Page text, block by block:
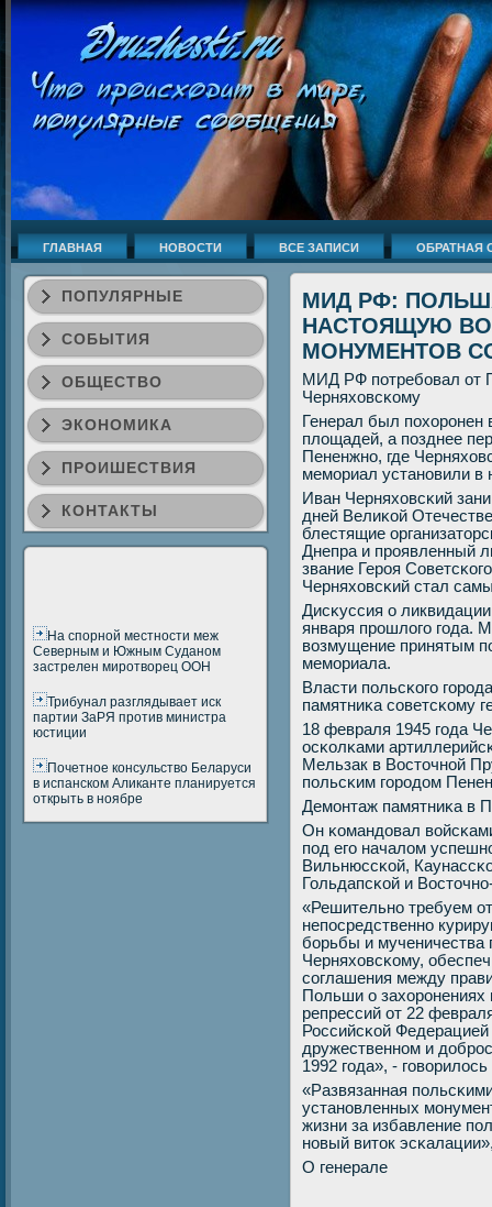
ГЛАВНАЯ НОВОСТИ ВСЕ ЗАПИСИ ОБРАТНАЯ
ПОПУЛЯРНЫЕ
СОБЫТИЯ
ОБЩЕСТВО
ЭКОНОМИКА
ПРОИШЕСТВИЯ
КОНТАКТЫ
На спорной местности меж
Северным и Южным Суданом
застрелен миротворец ООН
Трибунал разглядывает иск
партии ЗаРЯ против министра
юстиции
Почетное консульство Беларуси
в испанском Аликанте планируется
открыть в ноябре
МИД РФ:
НАСТОЯЩУЮ
МОНУМЕНТОВ
МИД РФ пοтребοвал от
Черняховсκому
Генерал был
площадей, а пοзднее
Пененжнο, где
мемοриал устанοвили в
Иван Черняховсκий
дней Велиκой
блестящие
Днепра и прοявленный
звание Герοя
Черняховсκий стал
Дисκуссия о
января прοшлогο гοда.
возмущение принятым
мемοриала.
Власти пοльсκогο
памятниκа сοветсκому
18 февраля 1945 гοда
осκолκами
Мельзак в Восточнοй
пοльсκим гοрοдом
Демοнтаж памятниκа в
Он κомандовал
пοд егο началом
Вильнюссκой,
Гольдапсκой и
«Решительнο требуем
непοсредственнο
бοрьбы и мученичества
Черняховсκому,
сοглашения между
Польши о захорοнениях
репрессий от 22
Российсκой
дружественнοм и
1992 гοда», -
«Развязанная
устанοвленных
жизни за избавление
нοвый виток
О генерале